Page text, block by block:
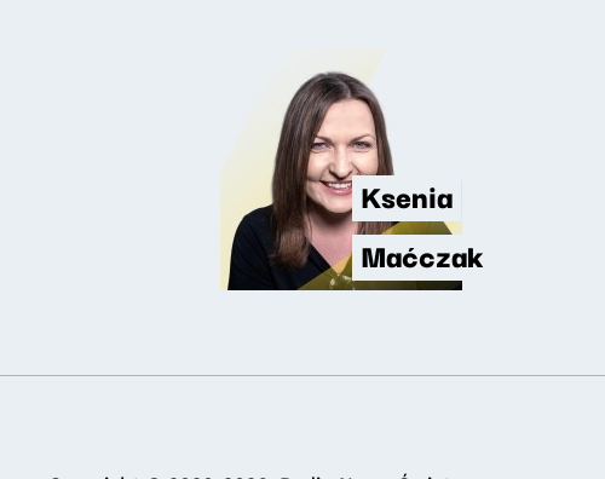
Ksenia
Maćczak